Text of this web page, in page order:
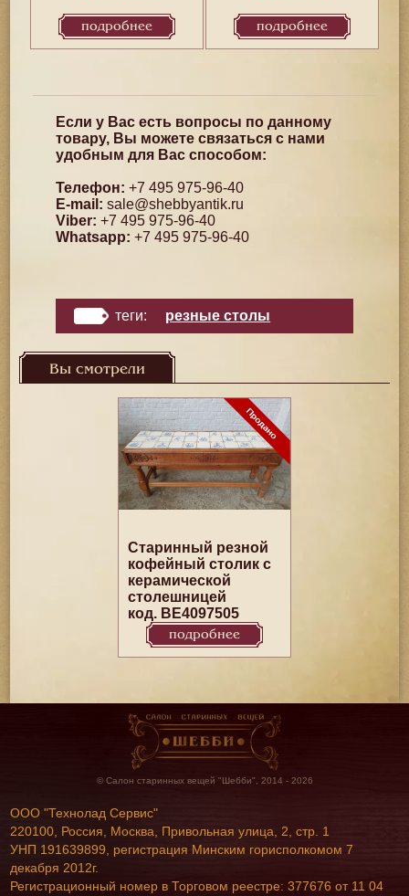
подробнее подробнее
Если у Вас есть вопросы по данному
товару, Вы можете связаться с нами
удобным для Вас способом:
Телефон: +7 495 975-96-40
E-mail: sale@shebbyantik.ru
Viber: +7 495 975-96-40
Whatsapp: +7 495 975-96-40
теги: резные столы
Вы смотрели
Старинный резной
кофейный столик с
керамической
столешницей
код. BE4097505
подробнее
© Салон старинных вещей "Шебби", 2014 - 2026
ООО "Технолад Сервис"
220100, Россия, Москва, Привольная улица, 2, стр. 1
УНП 191639899, регистрация Минским горисполкомом 7
декабря 2012г.
Регистрационный номер в Торговом реестре: 377676 от 11 04